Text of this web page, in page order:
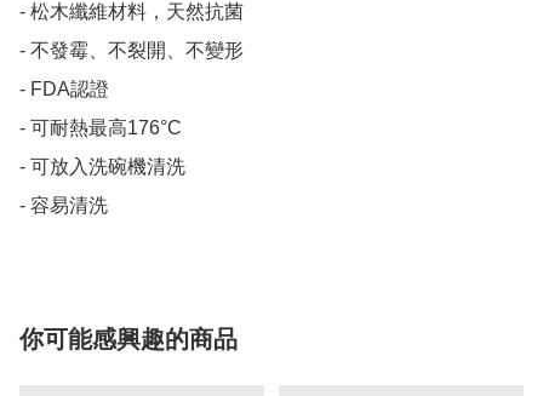
- 松木纖維材料，天然抗菌
- 不發霉、不裂開、不變形
- FDA認證
- 可耐熱最高176°C
- 可放入洗碗機清洗
- 容易清洗
你可能感興趣的商品